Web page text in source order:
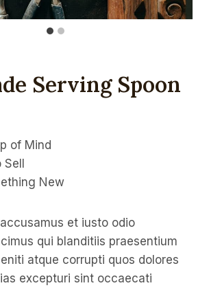
Serving Spoon
of Mind
New
et iusto odio
qui blanditiis praesentium
atque corrupti quos dolores
excepturi sint occaecati